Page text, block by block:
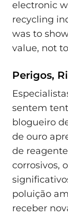
electronic
recycling
was to
value, not
Perigos,
sentem
blogueiro
de ouro
de
corrosivos,
poluição
receber